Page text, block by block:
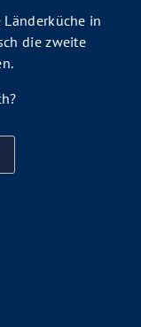
in
die zweite